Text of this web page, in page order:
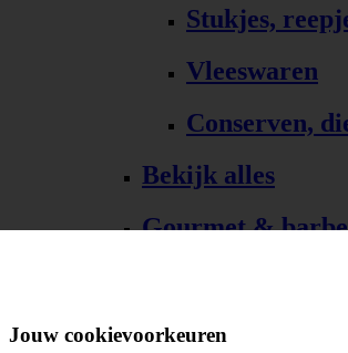
Stukjes,
Vleeswaren
Conserven,
Bekijk alles
Gourmet &
Gourmet,
Jouw cookievoorkeuren